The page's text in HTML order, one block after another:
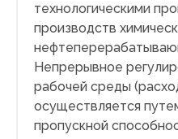
технологическими
производств
Непрерывное
рабочей среды
осуществляется
пропускной